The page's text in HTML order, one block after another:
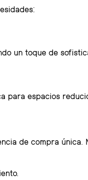
un toque de
para espacios
de compra única.